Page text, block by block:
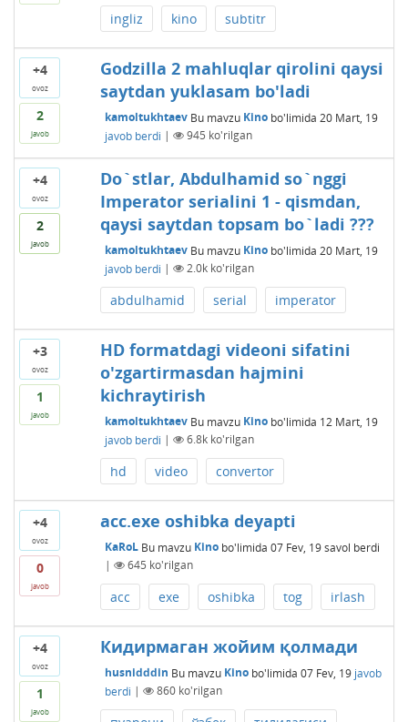
ingliz kino subtitr
+4
ovoz
2
javob
Godzilla 2 mahluqlar qirolini qaysi
saytdan yuklasam bo'ladi
kamoltukhtaev Bu mavzu Kinobo'limida 20 Mart, 19
javob berdi | 945 ko'rilgan
+4
ovoz
2
javob
Do`stlar, Abdulhamid so`nggi
Imperator serialini 1 - qismdan,
qaysi saytdan topsam bo`ladi ???
kamoltukhtaev Bu mavzu Kinobo'limida 20 Mart, 19
javob berdi | 2.0kko'rilgan
abdulhamid serial imperator
+3
ovoz
1
javob
HD formatdagi videoni sifatini
o'zgartirmasdan hajmini
kichraytirish
kamoltukhtaev Bu mavzu Kinobo'limida 12 Mart, 19
javob berdi | 6.8kko'rilgan
hd video convertor
+4
ovoz
0
javob
acc.exe oshibka deyapti
KaRoL Bu mavzu Kinobo'limida 07 Fev, 19 savol berdi
|
645 ko'rilgan
acc exe oshibka tog irlash
+4
ovoz
1
javob
Кидирмаган жойим қолмади
husnidddin Bu mavzu Kinobo'limida 07 Fev, 19 javob
berdi | 860ko'rilgan